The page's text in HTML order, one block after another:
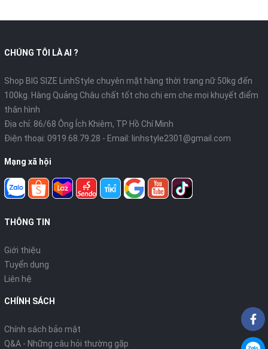
CHÚNG TÔI LÀ AI ?
Shop BIG SIZE LinhStyle chuyên mặt hàng thời trang nữ 50kg đến
100kg. Hàng Quảng Châu chất tốt cho chị em che mọi khuyết điểm
thân hình
Địa chỉ: 86/68 Ông Ích Khiêm, TP Hồ Chí Minh
Điện thoại: 0919.68.79.28 - Email: linhstyle2301@gmail.com
Mạng xã hội
THÔNG TIN
Giới thiệu
Tuyển dụng
Liên hệ
CHÍNH SÁCH
Chính sách bảo mật
Q&A - Những câu hỏi thường gặp